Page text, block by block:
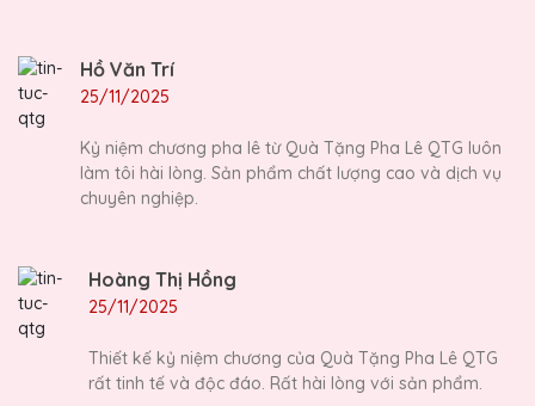
Hồ Văn Trí
25/11/2025
Kỷ niệm chương pha lê từ Quà Tặng Pha Lê QTG luôn
làm tôi hài lòng. Sản phẩm chất lượng cao và dịch vụ
chuyên nghiệp.
Hoàng Thị Hồng
25/11/2025
Thiết kế kỷ niệm chương của Quà Tặng Pha Lê QTG
rất tinh tế và độc đáo. Rất hài lòng với sản phẩm.